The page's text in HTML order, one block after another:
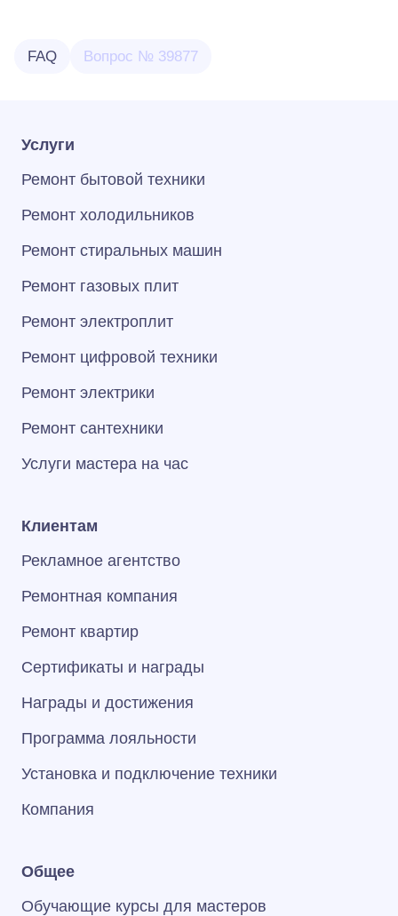
FAQ Вопрос № 39877
Услуги
Ремонт бытовой техники
Ремонт холодильников
Ремонт стиральных машин
Ремонт газовых плит
Ремонт электроплит
Ремонт цифровой техники
Ремонт электрики
Ремонт сантехники
Услуги мастера на час
Клиентам
Рекламное агентство
Ремонтная компания
Ремонт квартир
Сертификаты и награды
Награды и достижения
Программа лояльности
Установка и подключение техники
Компания
Общее
Обучающие курсы для мастеров